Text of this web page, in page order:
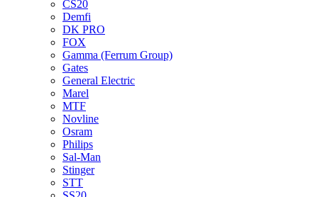
CS20
Demfi
DK PRO
FOX
Gamma (Ferrum Group)
Gates
General Electric
Marel
MTF
Novline
Osram
Philips
Sal-Man
Stinger
STT